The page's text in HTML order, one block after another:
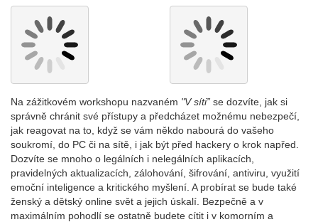
Na zážitkovém workshopu nazvaném "V síti” se dozvíte, jak si
správně chránit své přístupy a předcházet možnému nebezpečí,
jak reagovat na to, když se vám někdo nabourá do vašeho
soukromí, do PC či na sítě, i jak být před hackery o krok napřed.
Dozvíte se mnoho o legálních i nelegálních aplikacích,
pravidelných aktualizacích, zálohování, šifrování, antiviru, využití
emoční inteligence a kritického myšlení. A probírat se bude také
ženský a dětský online svět a jejich úskalí. Bezpečně a v
maximálním pohodlí se ostatně budete cítit i v komorním a